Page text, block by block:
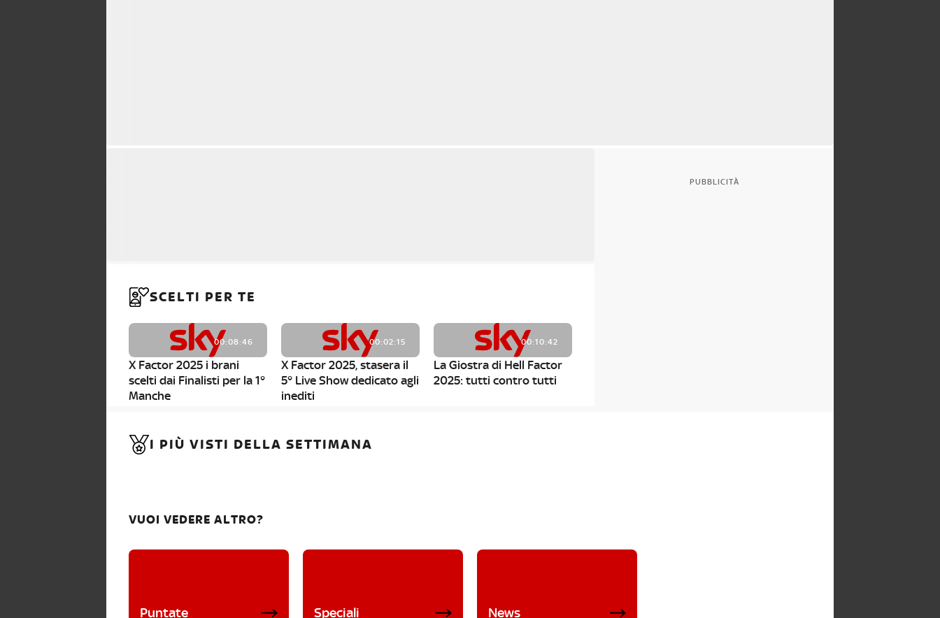
SCELTI PER TE
00:08:46
X Factor 2025 i brani
scelti dai Finalisti per la 1°
Manche
00:02:15
X Factor 2025, stasera il
5° Live Show dedicato agli
inediti
00:10:42
La Giostra di Hell Factor
2025: tutti contro tutti
PUBBLICITÀ
I PIÙ VISTI DELLA SETTIMANA
VUOI VEDERE ALTRO?
Puntate Speciali News